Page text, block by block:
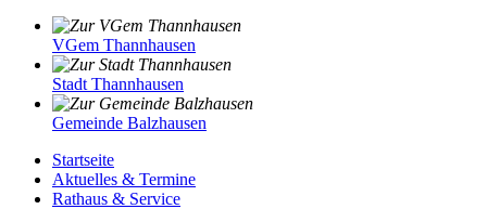
VGem Thannhausen
Stadt Thannhausen
Gemeinde Balzhausen
Startseite
Aktuelles & Termine
Rathaus & Service